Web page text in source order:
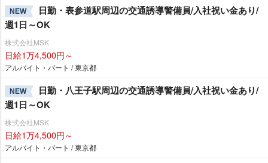
NEW
日勤・表参道駅周辺の交通誘導警備員/入社祝い金あり/
週1日～OK
株式会社MSK
日給1万4,500円～
アルバイト・パート / 東京都
NEW
日勤・八王子駅周辺の交通誘導警備員/入社祝い金あり/
週1日～OK
株式会社MSK
日給1万4,500円～
アルバイト・パート / 東京都